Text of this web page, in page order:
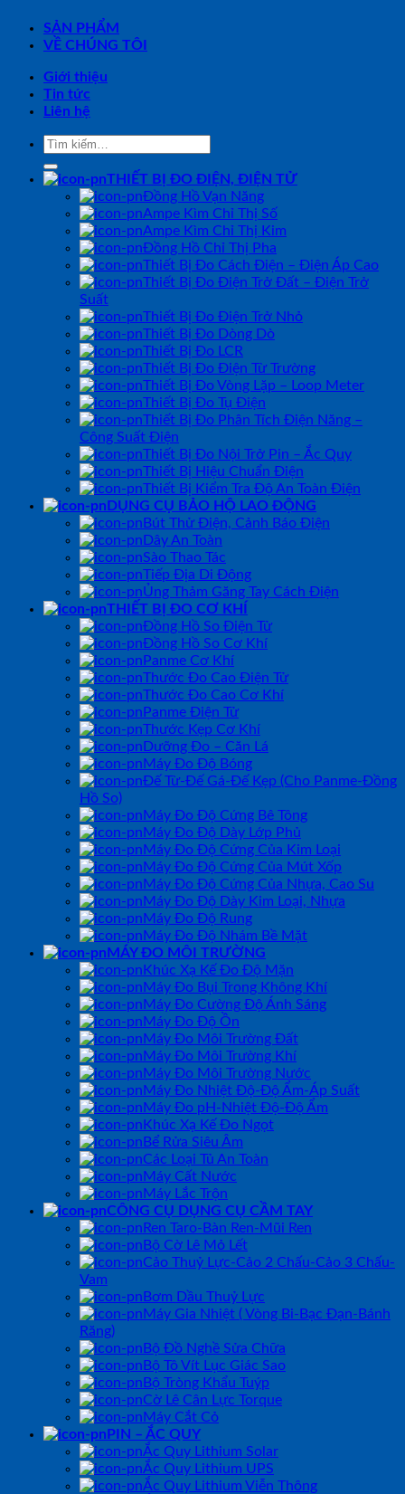
SẢN PHẨM
VỀ CHÚNG TÔI
Giới thiệu
Tin tức
Liên hệ
Tìm
kiếm:
THIẾT BỊ ĐO ĐIỆN, ĐIỆN TỬ
Đồng Hồ Vạn Năng
Ampe Kìm Chỉ Thị Số
Ampe Kìm Chỉ Thị Kim
Đồng Hồ Chỉ Thị Pha
Thiết Bị Đo Cách Điện – Điện Áp Cao
Thiết Bị Đo Điện Trở Đất – Điện Trở
Suất
Thiết Bị Đo Điện Trở Nhỏ
Thiết Bị Đo Dòng Dò
Thiết Bị Đo LCR
Thiết Bị Đo Điện Từ Trường
Thiết Bị Đo Vòng Lặp – Loop Meter
Thiết Bị Đo Tụ Điện
Thiết Bị Đo Phân Tích Điện Năng –
Công Suất Điện
Thiết Bị Đo Nội Trở Pin – Ắc Quy
Thiết Bị Hiệu Chuẩn Điện
Thiết Bị Kiểm Tra Độ An Toàn Điện
DỤNG CỤ BẢO HỘ LAO ĐỘNG
Bút Thử Điện, Cảnh Báo Điện
Dây An Toàn
Sào Thao Tác
Tiếp Địa Di Động
Ủng Thảm Găng Tay Cách Điện
THIẾT BỊ ĐO CƠ KHÍ
Đồng Hồ So Điện Tử
Đồng Hồ So Cơ Khí
Panme Cơ Khí
Thước Đo Cao Điện Tử
Thước Đo Cao Cơ Khí
Panme Điện Tử
Thước Kẹp Cơ Khí
Dưỡng Đo – Căn Lá
Máy Đo Độ Bóng
Đế Từ-Đế Gá-Đế Kẹp (Cho Panme-Đồng
Hồ So)
Máy Đo Độ Cứng Bê Tông
Máy Đo Độ Dày Lớp Phủ
Máy Đo Độ Cứng Của Kim Loại
Máy Đo Độ Cứng Của Mút Xốp
Máy Đo Độ Cứng Của Nhựa, Cao Su
Máy Đo Độ Dày Kim Loại, Nhựa
Máy Đo Độ Rung
Máy Đo Độ Nhám Bề Mặt
MÁY ĐO MÔI TRƯỜNG
Khúc Xạ Kế Đo Độ Mặn
Máy Đo Bụi Trong Không Khí
Máy Đo Cường Độ Ánh Sáng
Máy Đo Độ Ồn
Máy Đo Môi Trường Đất
Máy Đo Môi Trường Khí
Máy Đo Môi Trường Nước
Máy Đo Nhiệt Độ-Độ Ẩm-Áp Suất
Máy Đo pH-Nhiệt Độ-Độ Ẩm
Khúc Xạ Kế Đo Ngọt
Bể Rửa Siêu Âm
Các Loại Tủ An Toàn
Máy Cất Nước
Máy Lắc Trộn
CÔNG CỤ DỤNG CỤ CẦM TAY
Ren Taro-Bàn Ren-Mũi Ren
Bộ Cờ Lê Mỏ Lết
Cảo Thuỷ Lực-Cảo 2 Chấu-Cảo 3 Chấu-
Vam
Bơm Dầu Thuỷ Lực
Máy Gia Nhiệt ( Vòng Bi-Bạc Đạn-Bánh
Răng)
Bộ Đồ Nghề Sửa Chữa
Bộ Tô Vít Lục Giác Sao
Bộ Tròng Khẩu Tuýp
Cờ Lê Cân Lực Torque
Máy Cắt Cỏ
PIN – ẮC QUY
Ắc Quy Lithium Solar
Ắc Quy Lithium UPS
Ắc Quy Lithium Viễn Thông